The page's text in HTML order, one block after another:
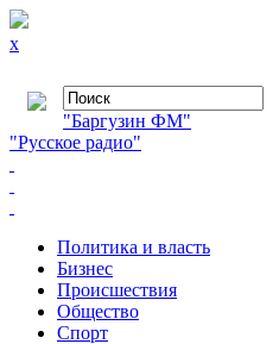
x
"Баргузин ФМ"
"Русское радио"
Политика и власть
Бизнес
Происшествия
Общество
Cпорт